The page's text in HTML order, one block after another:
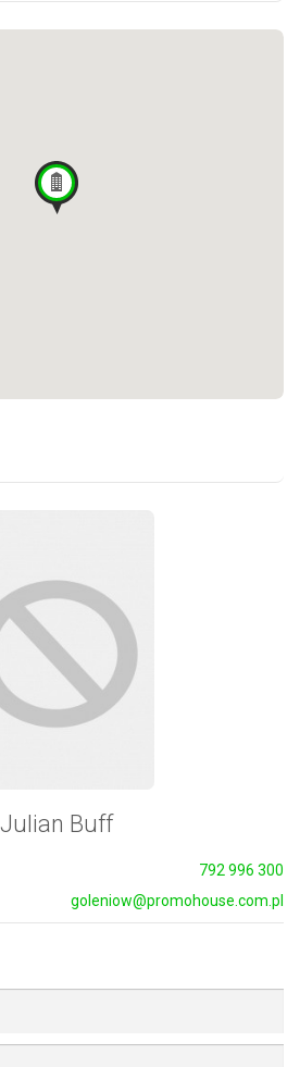
Julian Buff
792 996 300
goleniow@promohouse.com.pl